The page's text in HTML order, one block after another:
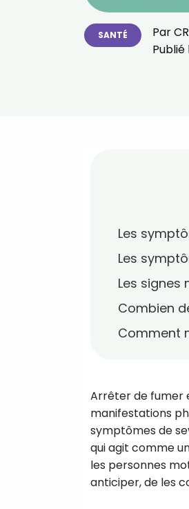
SANTÉ Par
Publié
Les
Les
Les signes
Combien
Comment
Arrêter de fumer
manifestations
symptômes de
qui agit comme
les personnes
anticiper, de les